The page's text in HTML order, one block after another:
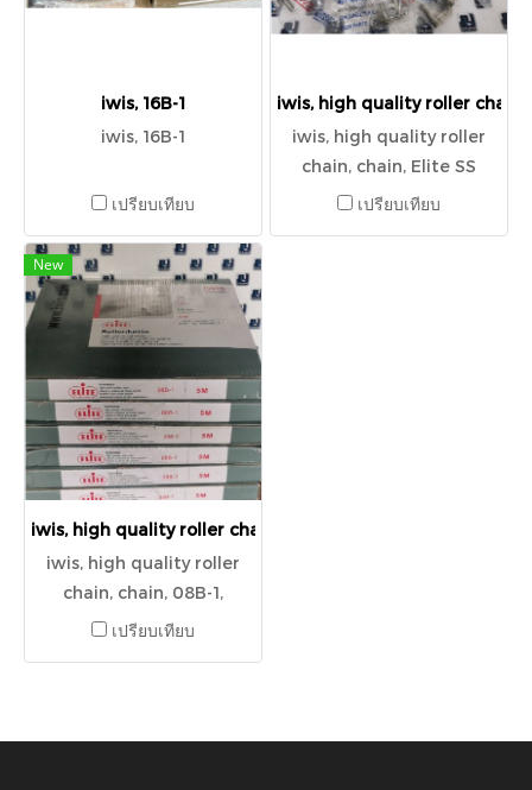
iwis, 16B-1
iwis, 16B-1
เปรียบเทียบ
iwis, high quality roller chain,
iwis, high quality roller
chain, chain, Elite SS
Connecting Link 08B-
เปรียบเทียบ
New
iwis, high quality roller chain, chain, 08B-1, 40008517
iwis, high quality roller
chain, chain, 08B-1,
40008517
เปรียบเทียบ